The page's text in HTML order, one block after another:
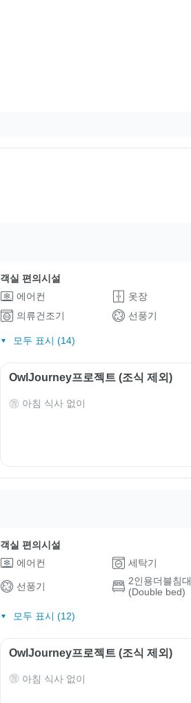
객실 편의시설
에어컨
옷장
의류건조기
선풍기
모두 표시 (14)
OwlJourney프로젝트 (조식 제외)
아침 식사 없이
객실 편의시설
에어컨
세탁기
선풍기
2인용더블침대
(Double bed)
모두 표시 (12)
OwlJourney프로젝트 (조식 제외)
아침 식사 없이